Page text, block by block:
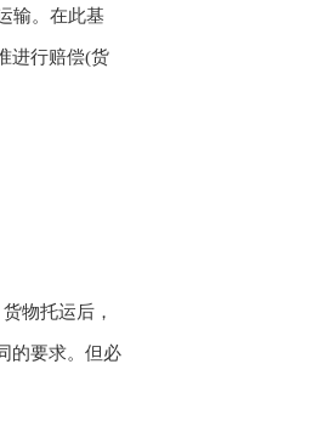
输。在此基
进行赔偿(货
物托运后，
的要求。但必